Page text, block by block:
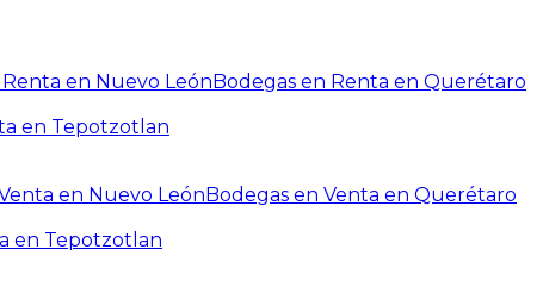
en Nuevo LeónBodegas en Renta en Querétaro
en Tepotzotlan
en Nuevo LeónBodegas en Venta en Querétaro
en Tepotzotlan